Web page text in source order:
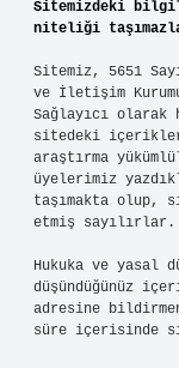
Sitemizdeki
niteliği
Sitemiz, 5651
ve İletişim
Sağlayıcı olarak
sitedeki
araştırma
üyelerimiz
taşımakta olup,
etmiş sayılırlar.
Hukuka ve yasal
düşündüğünüz
adresine
süre içerisinde